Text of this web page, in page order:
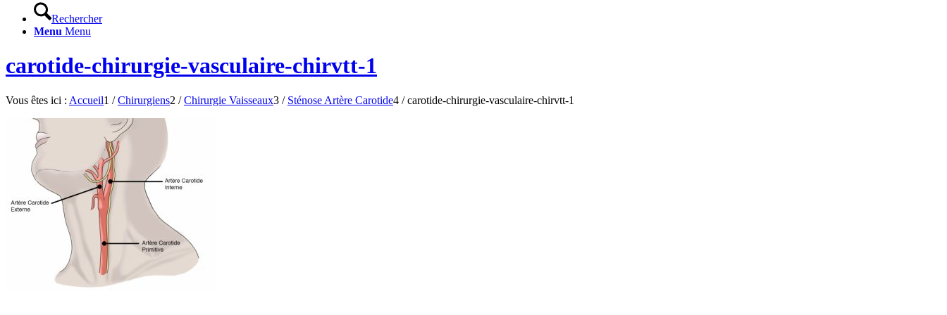
Rechercher
Menu Menu
carotide-chirurgie-vasculaire-chirvtt-1
Vous êtes ici : Accueil1 / Chirurgiens2 / Chirurgie Vaisseaux3 / Sténose Artère Carotide4 / carotide-chirurgie-vasculaire-chirvtt-1